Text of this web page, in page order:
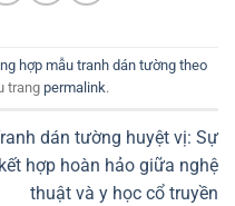
hợp mẫu tranh dán tường theo
trang permalink.
dán tường huyệt vị: Sự
kết hợp hoàn hảo giữa nghệ
thuật và y học cổ truyền